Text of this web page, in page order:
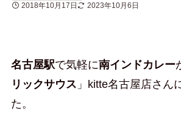
2018年10月17日 2023年10月6日
名古屋駅で気軽に南インドカレー
リックサウス 」kitte名古屋店さん
た。